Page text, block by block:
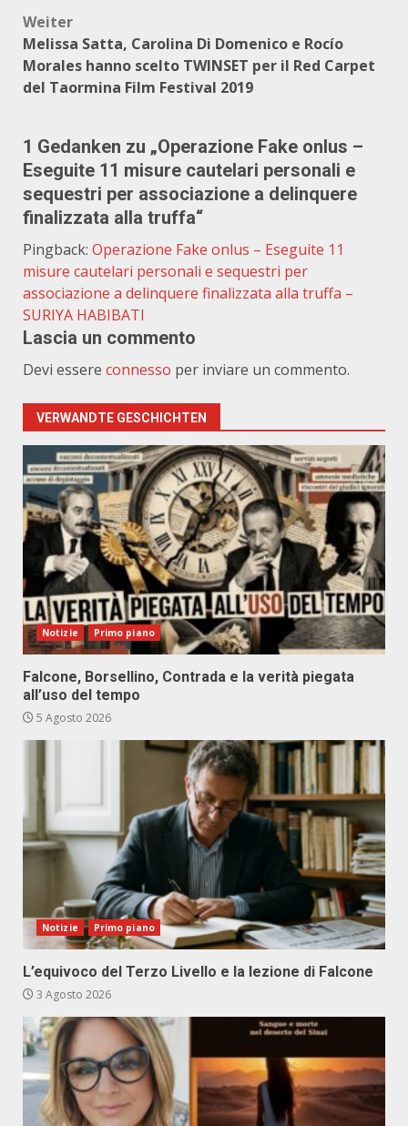
Weiter
Melissa Satta, Carolina Di Domenico e Rocío
Morales hanno scelto TWINSET per il Red Carpet
del Taormina Film Festival 2019
1 Gedanken zu „Operazione Fake onlus –
Eseguite 11 misure cautelari personali e
sequestri per associazione a delinquere
finalizzata alla truffa“
Pingback: Operazione Fake onlus – Eseguite 11
misure cautelari personali e sequestri per
associazione a delinquere finalizzata alla truffa –
SURIYA HABIBATI
Lascia un commento
Devi essere connesso per inviare un commento.
VERWANDTE GESCHICHTEN
Notizie Primo piano
Falcone, Borsellino, Contrada e la verità piegata
all’uso del tempo
5 Agosto 2026
Notizie Primo piano
L’equivoco del Terzo Livello e la lezione di Falcone
3 Agosto 2026